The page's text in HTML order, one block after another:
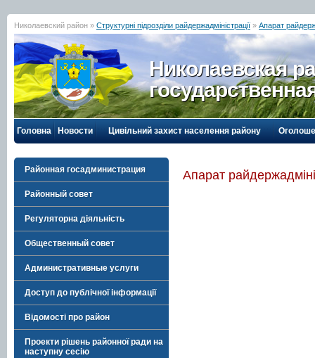
Николаевский район » Структурні підрозділи райдержадміністрації » Апарат
Николаевская
Головна Новости Цивільний захист населення району
Районная госадминистрация
Районный совет
Регуляторна діяльність
Общественный совет
Административные услуги
Доступ до публічної інформації
Відомості про район
Проекти рішень районної ради на
наступну сесію
Апарат